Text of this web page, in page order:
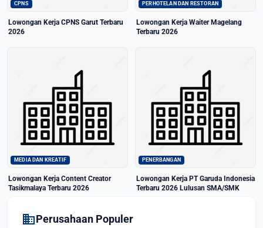
CPNS
Lowongan Kerja CPNS Garut Terbaru
2026
PERHOTELAN DAN RESTORAN
Lowongan Kerja Waiter Magelang
Terbaru 2026
MEDIA DAN KREATIF
Lowongan Kerja Content Creator
Tasikmalaya Terbaru 2026
PENERBANGAN
Lowongan Kerja PT Garuda Indonesia
Terbaru 2026 Lulusan SMA/SMK
domainPerusahaan Populer